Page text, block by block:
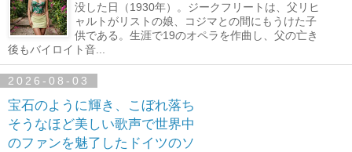
没した日（1930年）。ジークフリートは、父リヒ
ャルトがリストの娘、コジマとの間にもうけた子
供である。生涯で19のオペラを作曲し、父の亡き
後もバイロイト音...
2026-08-03
宝石のように輝き、こぼれ落ち
そうなほど美しい歌声で世界中
のファンを魅了したドイツのソ